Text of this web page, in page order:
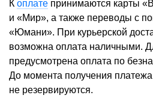
К оплате принимаются карты
и «Мир», а также переводы с
«Юмани». При курьерской
возможна оплата наличными.
предусмотрена оплата по
До момента получения
не резервируются.